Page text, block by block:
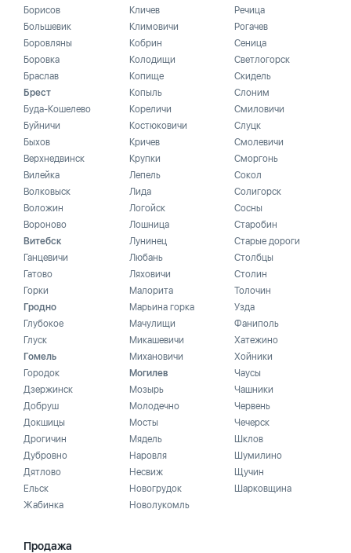
Борисов
Большевик
Боровляны
Боровка
Браслав
Брест
Буда-Кошелево
Буйничи
Быхов
Верхнедвинск
Вилейка
Волковыск
Воложин
Вороново
Витебск
Ганцевичи
Гатово
Горки
Гродно
Глубокое
Глуск
Гомель
Городок
Дзержинск
Добруш
Докшицы
Дрогичин
Дубровно
Дятлово
Ельск
Жабинка
Кличев
Климовичи
Кобрин
Колодищи
Копище
Копыль
Кореличи
Костюковичи
Кричев
Крупки
Лепель
Лида
Логойск
Лошница
Лунинец
Любань
Ляховичи
Малорита
Марьина горка
Мачулищи
Микашевичи
Михановичи
Могилев
Мозырь
Молодечно
Мосты
Мядель
Наровля
Несвиж
Новогрудок
Новолукомль
Речица
Рогачев
Сеница
Светлогорск
Скидель
Слоним
Смиловичи
Слуцк
Смолевичи
Сморгонь
Сокол
Солигорск
Сосны
Старобин
Старые дороги
Столбцы
Столин
Толочин
Узда
Фаниполь
Хатежино
Хойники
Чаусы
Чашники
Червень
Чечерск
Шклов
Шумилино
Щучин
Шарковщина
Продажа